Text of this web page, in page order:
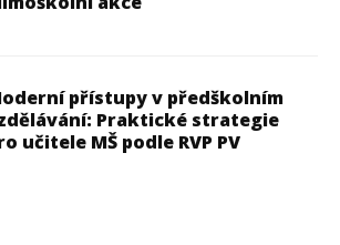
přístupy v předškolním
Praktické strategie
učitele MŠ podle RVP PV